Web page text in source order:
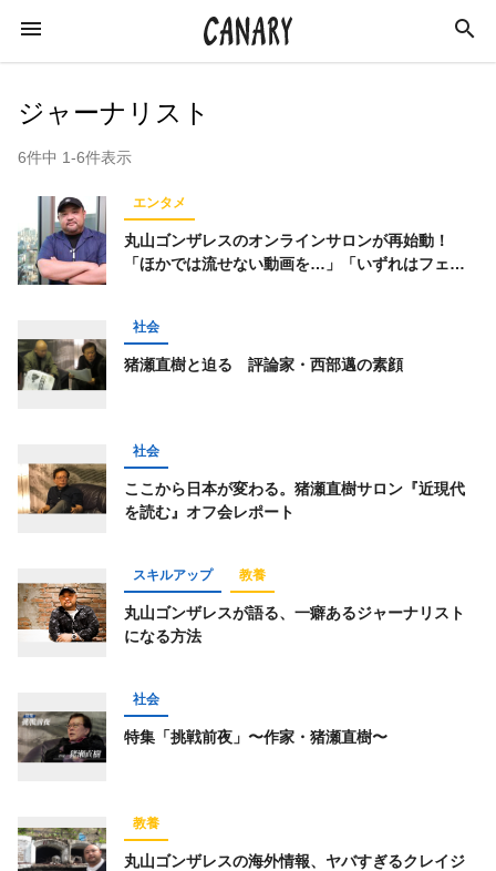
スキルアップ
インタビュー
イベントレポート
仕事術 スポーツ トレーニング
お金
コミュニティ オンラインサロン
ジャーナリスト
6件中 1-6件表示
エンタメ
丸山ゴンザレスのオンラインサロンが再始動！
「ほかでは流せない動画を…」「いずれはフェス
社会
猪瀬直樹と迫る 評論家・西部邁の素顔
社会
ここから日本が変わる。猪瀬直樹サロン『近現代
を読む』オフ会レポート
スキルアップ 教養
丸山ゴンザレスが語る、一癖あるジャーナリスト
になる方法
社会
特集「挑戦前夜」〜作家・猪瀬直樹〜
教養
丸山ゴンザレスの海外情報、ヤバすぎるクレイジ